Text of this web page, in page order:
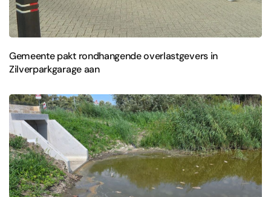
Gemeente pakt rondhangende overlastgevers in
Zilverparkgarage aan